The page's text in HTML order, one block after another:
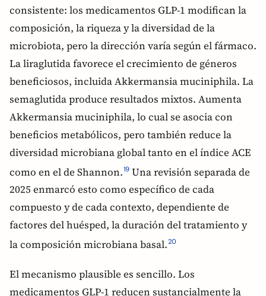
consistente: los medicamentos GLP-1 modifican la
composición, la riqueza y la diversidad de la
microbiota, pero la dirección varía según el fármaco.
La liraglutida favorece el crecimiento de géneros
beneficiosos, incluida Akkermansia muciniphila. La
semaglutida produce resultados mixtos. Aumenta
Akkermansia muciniphila, lo cual se asocia con
beneficios metabólicos, pero también reduce la
diversidad microbiana global tanto en el índice ACE
como en el de Shannon.19 Una revisión separada de
2025 enmarcó esto como específico de cada
compuesto y de cada contexto, dependiente de
factores del huésped, la duración del tratamiento y
la composición microbiana basal.20
El mecanismo plausible es sencillo. Los
medicamentos GLP-1 reducen sustancialmente la